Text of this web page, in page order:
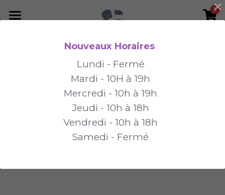
0
Perruques
Bandeaux et Turbans
Commande en ligne
×
LES CATÉGORIES DE LA BOUTIQUE
Nouveaux Horaires
Lundi - Fermé
Mardi - 10H à 19h
Mercredi - 10h à 19h
Jeudi - 10h à 18h
Vendredi - 10h à 18h
Samedi - Fermé